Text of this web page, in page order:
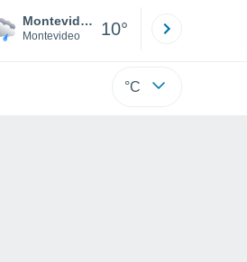
Montevideo
Montevideo 10°
°C